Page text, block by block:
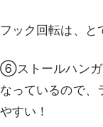
フック回転は、と
⑥ストールハンガ
なっているので、
やすい！